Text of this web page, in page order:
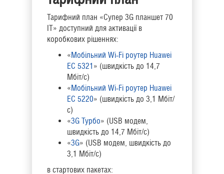
Тарифний план «Супер 3G планшет 70
ІТ» доступний для активації в
коробкових рішеннях:
«Мобільний Wi-Fi роутер Huawei
EC 5321 » (швидкість до 14,7
Мбіт/с)
«Мобільний Wi-Fi роутер Huawei
EC 5220» (швидкість до 3,1 Мбіт/
с)
«3G Турбо» (USB модем,
швидкість до 14,7 Мбіт/с)
«3G» (USB модем, швидкість до
3,1 Мбіт/с)
в стартових пакетах: